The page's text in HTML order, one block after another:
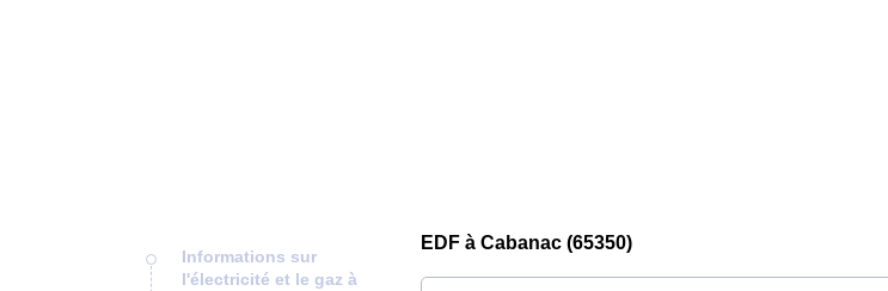
Informations sur
l'électricité et le gaz à
EDF à Cabanac (65350)